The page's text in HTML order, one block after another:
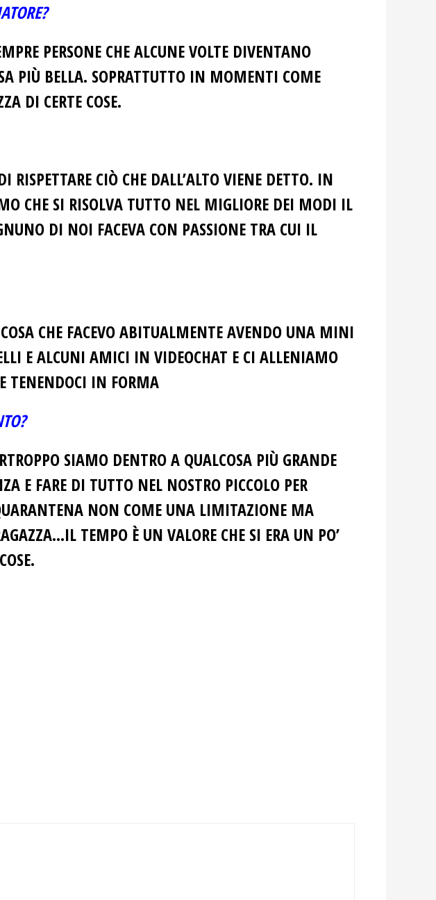
PERSONE CHE ALCUNE VOLTE DIVENTANO
PIÙ BELLA. SOPRATTUTTO IN MOMENTI COME
DI CERTE COSE.
CIÒ CHE DALL’ALTO VIENE DETTO. IN
CHE SI RISOLVA TUTTO NEL MIGLIORE DEI MODI IL
DI NOI FACEVA CON PASSIONE TRA CUI IL
CHE FACEVO ABITUALMENTE AVENDO UNA MINI
E ALCUNI AMICI IN VIDEOCHAT E CI ALLENIAMO
TENENDOCI IN FORMA
SIAMO DENTRO A QUALCOSA PIÙ GRANDE
E FARE DI TUTTO NEL NOSTRO PICCOLO PER
NON COME UNA LIMITAZIONE MA
TEMPO È UN VALORE CHE SI ERA UN PO’